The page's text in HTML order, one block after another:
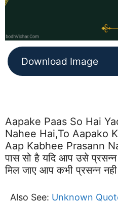
Download Image
Aapake Paas So Hai
Nahee Hai,to Aapako
Aap Kabhee Prasann
पास सो है यदि आप उसे
मिल जाए आप कभी प्रसन्न नही
Also See: Unknown